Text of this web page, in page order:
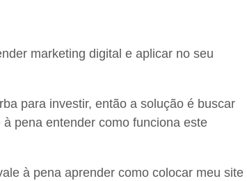
marketing digital e aplicar no seu
para investir, então a solução é buscar
pena entender como funciona este
à pena aprender como colocar meu site